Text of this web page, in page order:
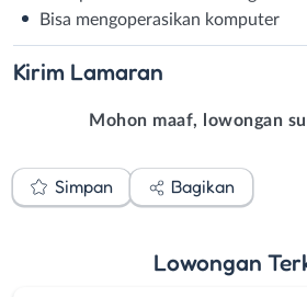
Bisa mengoperasikan komputer
Kirim Lamaran
Mohon maaf, lowongan
Simpan Bagikan
Lowongan